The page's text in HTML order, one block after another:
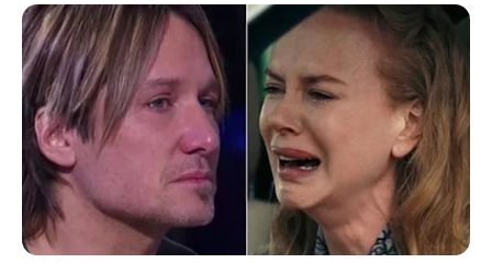
Fail! 10 Potret Makanan Gagal
Dimasak yang Bikin Kamu
Nggak Selera